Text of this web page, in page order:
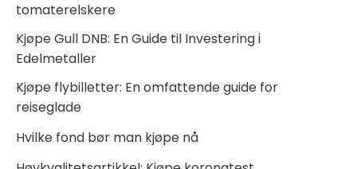
tomaterelskere
Kjøpe Gull DNB: En Guide til Investering i
Edelmetaller
Kjøpe flybilletter: En omfattende guide for
reiseglade
Hvilke fond bør man kjøpe nå